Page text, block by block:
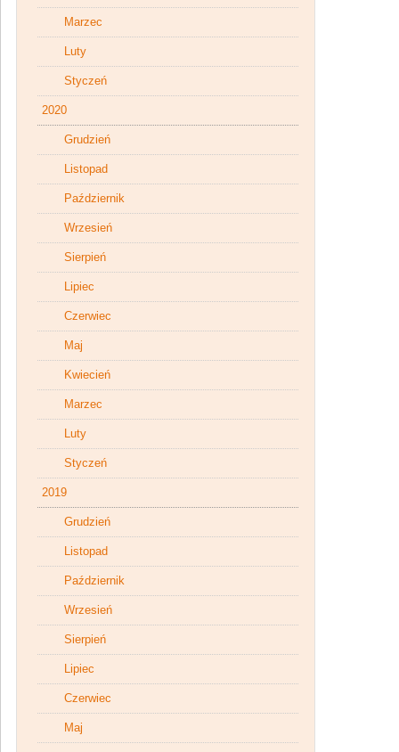
Marzec
Luty
Styczeń
2020
Grudzień
Listopad
Październik
Wrzesień
Sierpień
Lipiec
Czerwiec
Maj
Kwiecień
Marzec
Luty
Styczeń
2019
Grudzień
Listopad
Październik
Wrzesień
Sierpień
Lipiec
Czerwiec
Maj